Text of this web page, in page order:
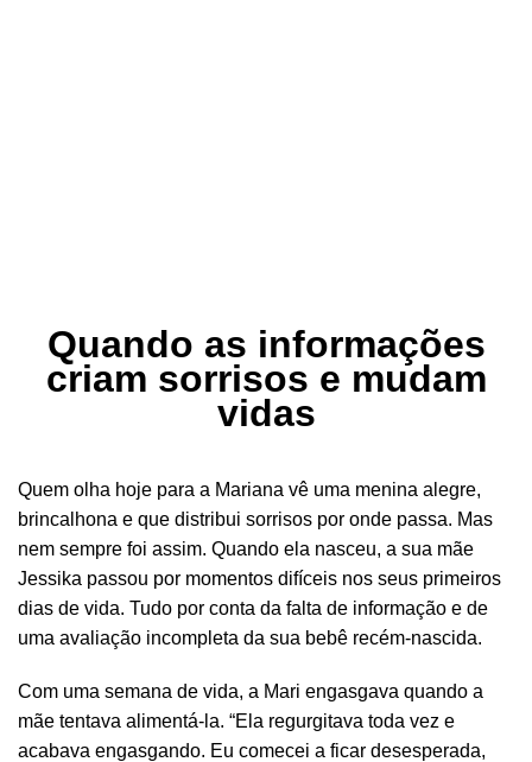
Quando as informações
criam sorrisos e mudam
vidas
Quem olha hoje para a Mariana vê uma menina alegre,
brincalhona e que distribui sorrisos por onde passa. Mas
nem sempre foi assim. Quando ela nasceu, a sua mãe
Jessika passou por momentos difíceis nos seus primeiros
dias de vida. Tudo por conta da falta de informação e de
uma avaliação incompleta da sua bebê recém-nascida.
Com uma semana de vida, a Mari engasgava quando a
mãe tentava alimentá-la. “Ela regurgitava toda vez e
acabava engasgando. Eu comecei a ficar desesperada,